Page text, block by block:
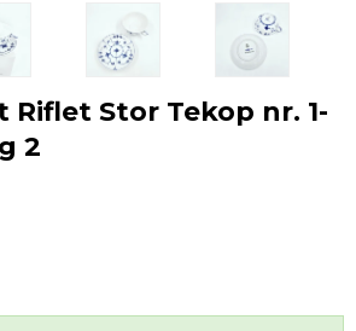
Riflet Stor Tekop nr. 1-
2